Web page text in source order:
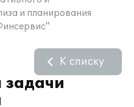
и планирования
задачи
К списку